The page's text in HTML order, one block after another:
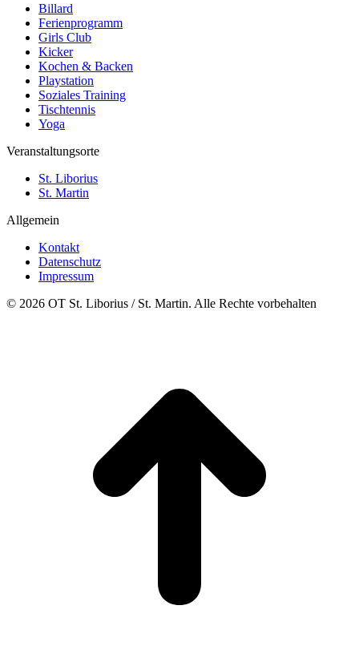
Billard
Ferienprogramm
Girls Club
Kicker
Kochen & Backen
Playstation
Soziales Training
Tischtennis
Yoga
Veranstaltungsorte
St. Liborius
St. Martin
Allgemein
Kontakt
Datenschutz
Impressum
© 2026 OT St. Liborius / St. Martin. Alle Rechte vorbehalten